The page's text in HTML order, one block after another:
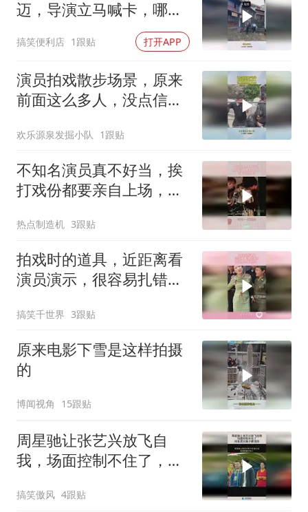
迈，导演立马喊卡，哪个
搞笑便利店 1跟贴 打开APP
演员拍戏散步场景，原来
前面这么多人，没点信念
欢乐源泉发掘小队 1跟贴
不知名演员真不好当，挨
打戏份都要亲自上场，这
热点制造机 3跟贴
拍戏时的道具，近距离看
演员演示，很容易扎错地
搞笑千世界 3跟贴
原来电影下雪是这样拍摄
的
博闻视角 15跟贴
周星驰让张艺兴放飞自
我，场面控制不住了，网
搞笑傲风 4跟贴